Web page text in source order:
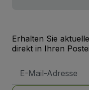
Erhalten Sie
direkt in Ihren
Mail-